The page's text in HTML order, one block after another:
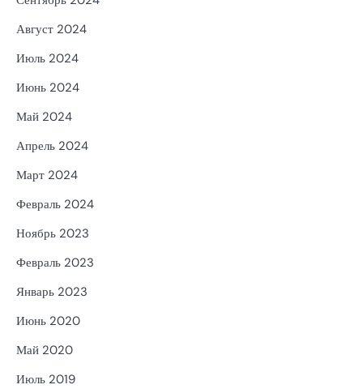
Август 2024
Июль 2024
Июнь 2024
Май 2024
Апрель 2024
Март 2024
Февраль 2024
Ноябрь 2023
Февраль 2023
Январь 2023
Июнь 2020
Май 2020
Июль 2019